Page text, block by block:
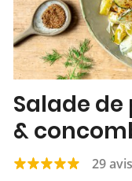
Salade
&
29 avis